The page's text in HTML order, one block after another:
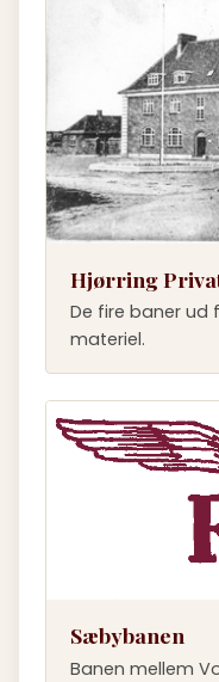
Hjørring
De fire baner ud
materiel.
Sæbybanen
Banen mellem